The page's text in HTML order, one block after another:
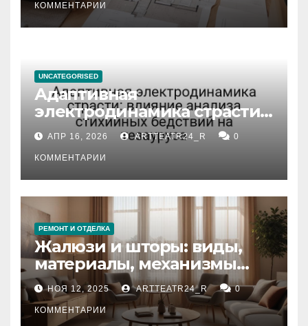
КОММЕНТАРИИ
UNCATEGORISED
Адаптивная
электродинамика страсти:
влияние анализа
стихийных бедствий на
тезауруса
АПР 16, 2026 ARTTEATR24_R 0
КОММЕНТАРИИ
РЕМОНТ И ОТДЕЛКА
Жалюзи и шторы: виды,
материалы, механизмы
управления и уход
НОЯ 12, 2025 ARTTEATR24_R 0
КОММЕНТАРИИ